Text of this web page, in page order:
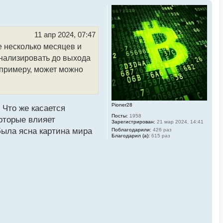
Pioner28
Посты: 1958
Зарегистрирован: 21 мар 2024, 14:41
Поблагодарили: 426 раз
Благодарил (а): 615 раз
11 апр 2024, 07:47
несколько месяцев и
до выхода
может можно
же касается
влияет
ясна картина мира